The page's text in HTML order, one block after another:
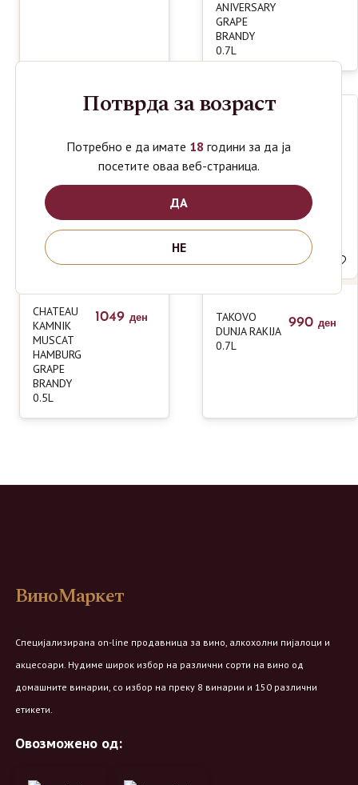
ANIVERSARY
GRAPE
BRANDY
0.7L
CHATEAU
KAMNIK
MUSCAT
HAMBURG
GRAPE
BRANDY
0.5L
1049 ден
TAKOVO
DUNJA RAKIJA
0.7L
990 ден
ВиноМаркет
Специјализирана on-line продавница за вино, алкохолни пијалоци и
акцесоари. Нудиме широк избор на различни сорти на вино од
домашните винарии, со избор на преку 8 винарии и 150 различни
етикети.
Овозможено од:
Потврда за возраст
Потребно е да имате 18 години за да ја
посетите оваа веб-страница.
ДА
НЕ